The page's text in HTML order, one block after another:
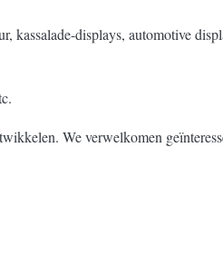
kassalade-displays, automotive
We verwelkomen